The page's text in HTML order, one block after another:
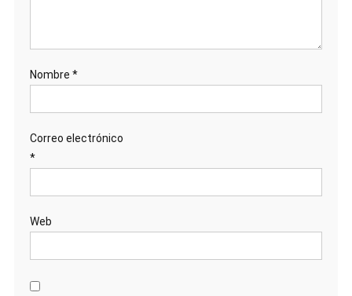
Nombre *
Correo electrónico
*
Web